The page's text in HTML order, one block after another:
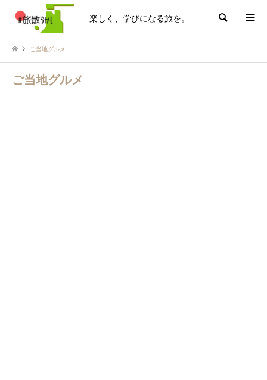
楽しく、学びになる旅を。 検索
ご当地グルメ
ご当地グルメ